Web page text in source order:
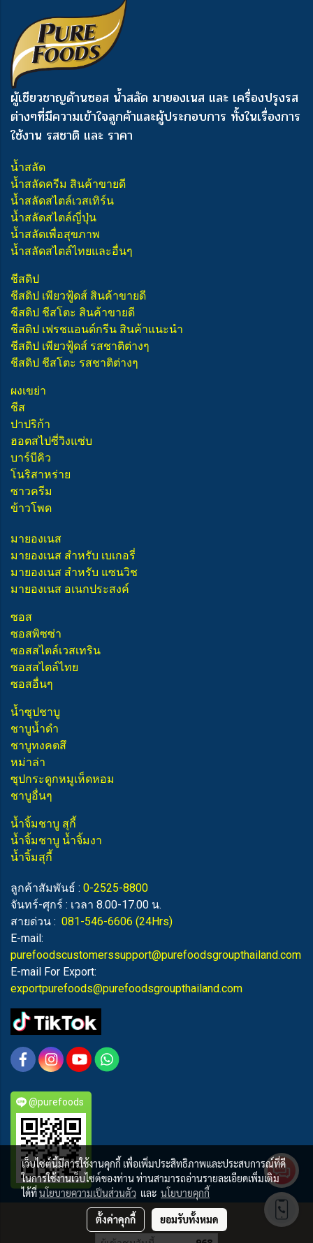
ผู้เชียวชาญด้านซอส น้ำสลัด มายองเนส และ เครื่องปรุงรส
ต่างๆที่มีความเข้าใจลูกค้าและผู้ประกอบการ ทั้งในเรื่องการ
ใช้งาน รสชาติ และ ราคา
น้ำสลัด
น้ำสลัดครีม สินค้าขายดี
น้ำสลัดสไตล์เวสเทิร์น
น้ำสลัดสไตล์ญี่ปุ่น
น้ำสลัดเพื่อสุขภาพ
น้ำสลัดสไตล์ไทยและอื่นๆ
ชีสดิป
ชีสดิป เพียวฟู้ดส์ สินค้าขายดี
ชีสดิป ชีสโตะ สินค้าขายดี
ชีสดิป เฟรชแอนด์กรีน สินค้าแนะนำ
ชีสดิป เพียวฟู้ดส์ รสชาติต่างๆ
ชีสดิป ชีสโตะ รสชาติต่างๆ
ผงเขย่า
ชีส
ปาปริก้า
ฮอตสไปซี่วิงแซ่บ
บาร์บีคิว
โนริสาหร่าย
ซาวครีม
ข้าวโพด
มายองเนส
มายองเนส สำหรับ เบเกอรี่
มายองเนส สำหรับ แซนวิช
มายองเนส อเนกประสงค์
ซอส
ซอสพิซซ่า
ซอสสไตล์เวสเทริน
ซอสสไตล์ไทย
ซอสอื่นๆ
น้ำซุปชาบู
ชาบูน้ำดำ
ชาบูทงคตสึ
หม่าล่า
ซุปกระดูกหมูเห็ดหอม
ชาบูอื่นๆ
น้ำจิ้มชาบู สุกี้
น้ำจิ้มชาบู น้ำจิ้มงา
น้ำจิ้มสุกี้
ลูกค้าสัมพันธ์ : 0-2525-8800
จันทร์-ศุกร์ : เวลา 8.00-17.00 น.
สายด่วน : 081-546-6606 (24Hrs)
E-mail:
purefoodscustomerssupport@purefoodsgroupthailand.com
E-mail For Export:
exportpurefoods@purefoodsgroupthailand.com
@purefoods
เว็บไซต์นี้มีการใช้งานคุกกี้ เพื่อเพิ่มประสิทธิภาพและประสบการณ์ที่ดี
ในการใช้งานเว็บไซต์ของท่าน ท่านสามารถอ่านรายละเอียดเพิ่มเติม
ได้ที่นโยบายความเป็นส่วนตัว และ นโยบายคุกกี้
ตั้งค่าคุกกี้ ยอมรับทั้งหมด